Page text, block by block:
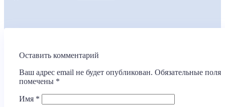
Оставить комментарий
Ваш адрес email не будет опубликован. Обязательные поля
помечены *
Имя *